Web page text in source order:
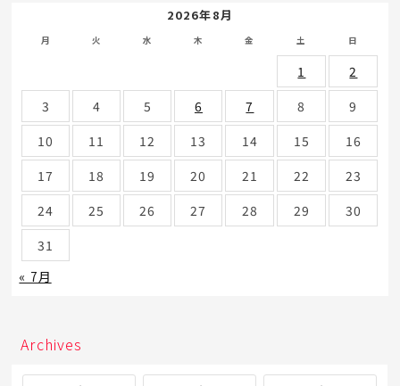
2026年8月
月 火 水 木 金 土 日
1
2
3
4 5 6 7 8
9
10
11 12 13 14 15
16
17
18 19 20 21 22
23
24
25 26 27 28 29
30
31
« 7月
Archives